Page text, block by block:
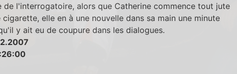
de l'interrogatoire, alors que Catherine commence tout jute
cigarette, elle en à une nouvelle dans sa main une minute
y ait eu de coupure dans les dialogues.